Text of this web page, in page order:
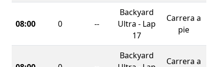
08:00 0 --
Backyard
Ultra - Lap
17
Carrera a
pie
Backyard
Carrera a